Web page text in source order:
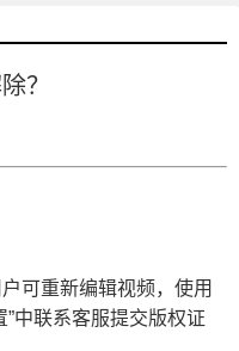
？
可重新编辑视频，使用
中联系客服提交版权证